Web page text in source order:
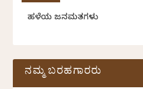
ಹಳೆಯ ಜನಮತಗಳು
ನಮ್ಮ ಬರಹಗಾರರು